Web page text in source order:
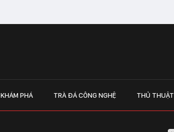
KHÁM PHÁ TRÀ ĐÁ CÔNG NGHỆ THỦ THUẬT